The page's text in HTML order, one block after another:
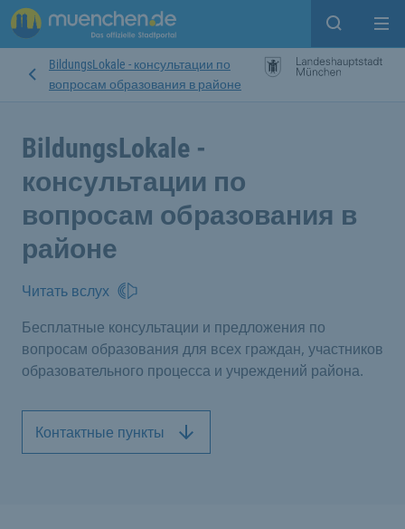
Open
BildungsLokale - консультации по
вопросам образования в районе
BildungsLokale -
консультации по
вопросам образования в
районе
Читать вслух
Бесплатные консультации и предложения по
вопросам образования для всех граждан, участников
образовательного процесса и учреждений района.
Контактные пункты